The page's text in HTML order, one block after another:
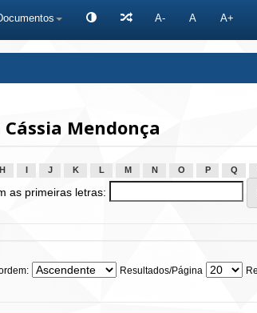
A- A A+
Mendonça
H J K L M N O P Q
as primeiras letras:
Resultados/Página